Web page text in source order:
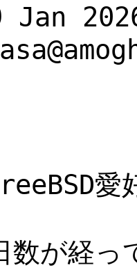
Jan
愛
が経っ